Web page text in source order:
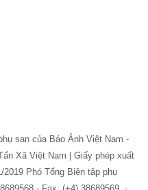
san của Báo Ảnh Việt Nam -
Xã Việt Nam | Giấy phép xuất
Phó Tổng Biên tập phụ